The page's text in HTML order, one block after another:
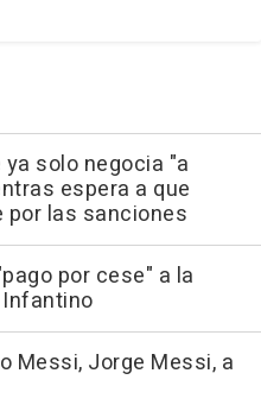
solo negocia "a
espera a que
por las sanciones
por cese" a la
Messi, Jorge Messi, a